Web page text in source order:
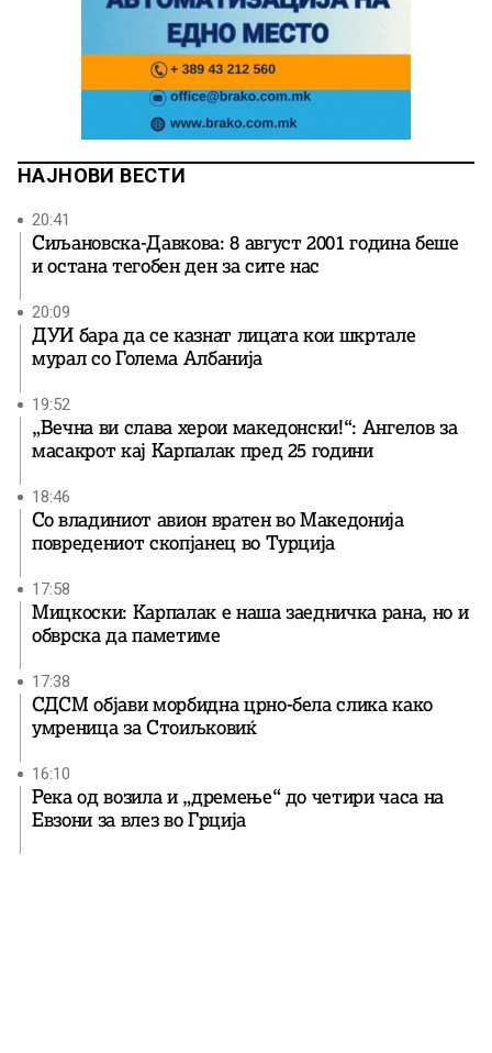
НАЈНОВИ ВЕСТИ
20:41
Сиљановска-Давкова: 8 август 2001 година беше
и остана тегобен ден за сите нас
20:09
ДУИ бара да се казнат лицата кои шкртале
мурал со Голема Албанија
19:52
„Вечна ви слава херои македонски!“: Ангелов за
масакрот кај Карпалак пред 25 години
18:46
Со владиниот авион вратен во Македонија
повредениот скопјанец во Турција
17:58
Мицкоски: Карпалак е наша заедничка рана, но и
обврска да паметиме
17:38
СДСМ објави морбидна црно-бела слика како
умреница за Стоиљковиќ
16:10
Река од возила и „дремење“ до четири часа на
Евзони за влез во Грција